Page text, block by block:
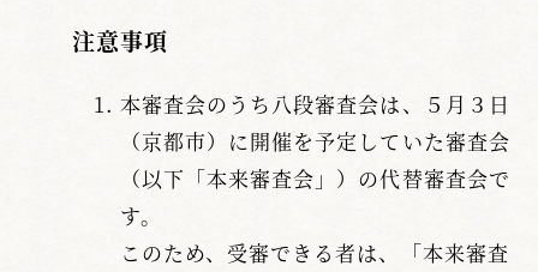
注意事項
本審査会のうち八段審査会は、５月３日
（京都市）に開催を予定していた審査会
（以下「本来審査会」）の代替審査会で
す。
このため、受審できる者は、「本来審査